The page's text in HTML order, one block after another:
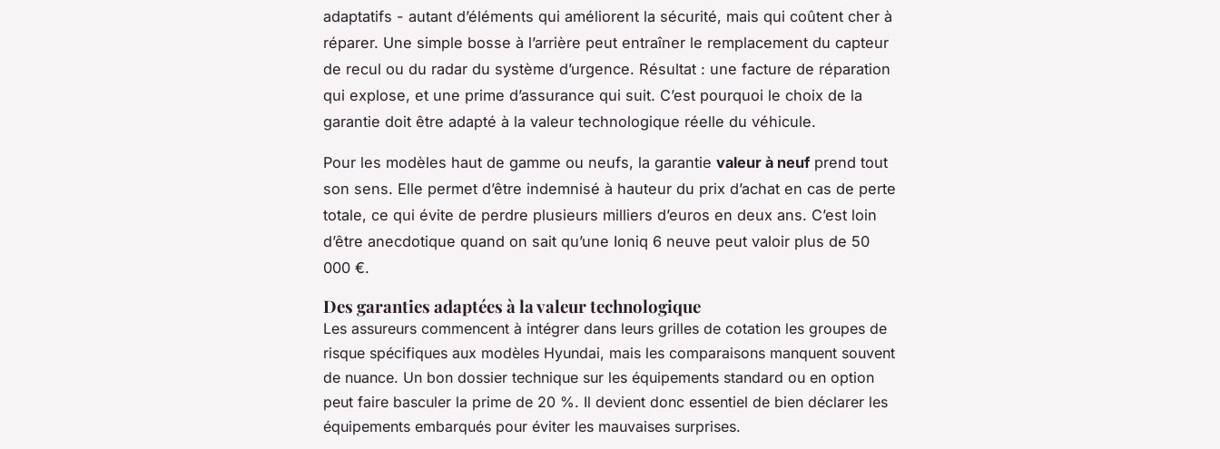
adaptatifs - autant d’éléments qui améliorent la sécurité, mais qui coûtent cher à
réparer. Une simple bosse à l’arrière peut entraîner le remplacement du capteur
de recul ou du radar du système d’urgence. Résultat : une facture de réparation
qui explose, et une prime d’assurance qui suit. C’est pourquoi le choix de la
garantie doit être adapté à la valeur technologique réelle du véhicule.
Pour les modèles haut de gamme ou neufs, la garantie valeur à neufprend tout
son sens. Elle permet d’être indemnisé à hauteur du prix d’achat en cas de perte
totale, ce qui évite de perdre plusieurs milliers d’euros en deux ans. C’est loin
d’être anecdotique quand on sait qu’une Ioniq 6 neuve peut valoir plus de 50
000 €.
Des garanties adaptées à la valeur technologique
Les assureurs commencent à intégrer dans leurs grilles de cotation les groupes de
risque spécifiques aux modèles Hyundai, mais les comparaisons manquent souvent
de nuance. Un bon dossier technique sur les équipements standard ou en option
peut faire basculer la prime de 20 %. Il devient donc essentiel de bien déclarer les
équipements embarqués pour éviter les mauvaises surprises.